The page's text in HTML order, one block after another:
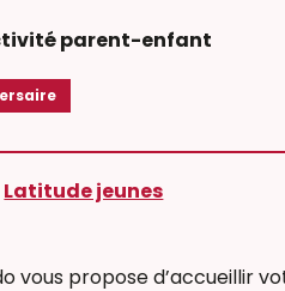
parent-enfant
Latitude jeunes
vous propose d’accueillir